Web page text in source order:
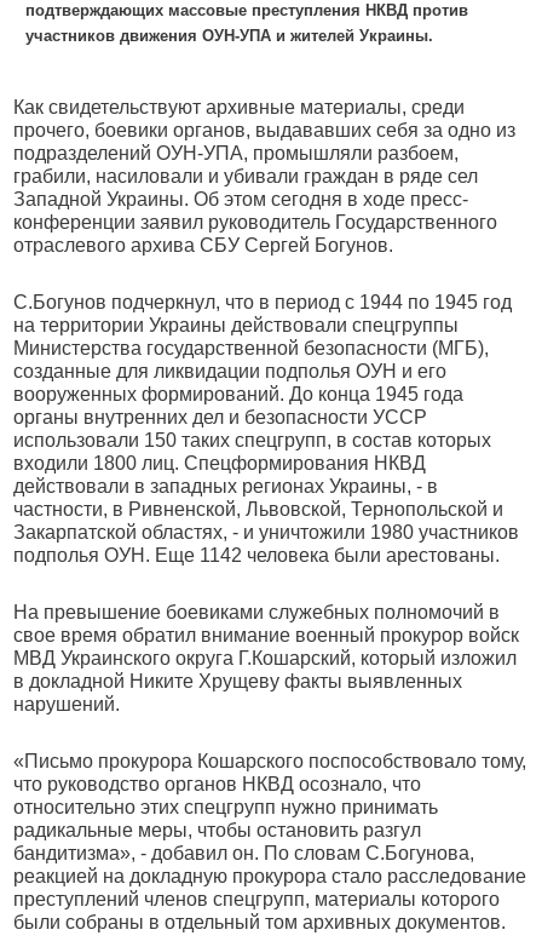
подтверждающих массовые преступления НКВД против
участников движения ОУН-УПА и жителей Украины.
Как свидетельствуют архивные материалы, среди
прочего, боевики органов, выдававших себя за одно из
подразделений ОУН-УПА, промышляли разбоем,
грабили, насиловали и убивали граждан в ряде сел
Западной Украины. Об этом сегодня в ходе пресс-
конференции заявил руководитель Государственного
отраслевого архива СБУ Сергей Богунов.
С.Богунов подчеркнул, что в период с 1944 по 1945 год
на территории Украины действовали спецгруппы
Министерства государственной безопасности (МГБ),
созданные для ликвидации подполья ОУН и его
вооруженных формирований. До конца 1945 года
органы внутренних дел и безопасности УССР
использовали 150 таких спецгрупп, в состав которых
входили 1800 лиц. Спецформирования НКВД
действовали в западных регионах Украины, - в
частности, в Ривненской, Львовской, Тернопольской и
Закарпатской областях, - и уничтожили 1980 участников
подполья ОУН. Еще 1142 человека были арестованы.
На превышение боевиками служебных полномочий в
свое время обратил внимание военный прокурор войск
МВД Украинского округа Г.Кошарский, который изложил
в докладной Никите Хрущеву факты выявленных
нарушений.
«Письмо прокурора Кошарского поспособствовало тому,
что руководство органов НКВД осознало, что
относительно этих спецгрупп нужно принимать
радикальные меры, чтобы остановить разгул
бандитизма», - добавил он. По словам С.Богунова,
реакцией на докладную прокурора стало расследование
преступлений членов спецгрупп, материалы которого
были собраны в отдельный том архивных документов.